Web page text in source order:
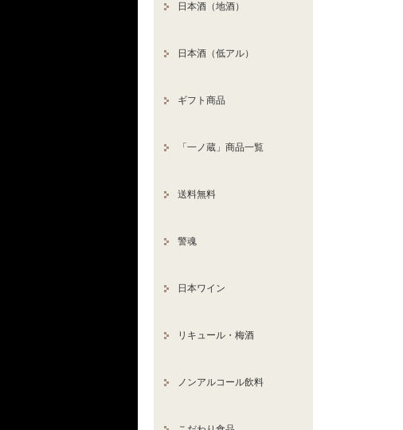
日本酒（地酒）
日本酒（低アル）
ギフト商品
「一ノ蔵」商品一覧
送料無料
警魂
日本ワイン
リキュール・梅酒
ノンアルコール飲料